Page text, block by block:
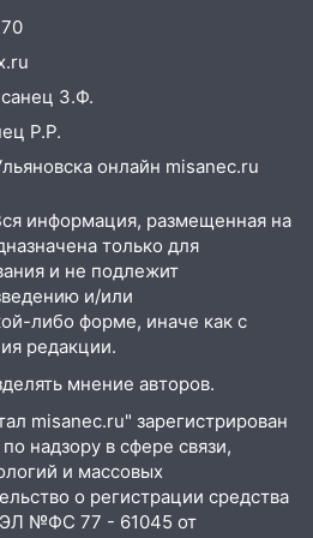
будут судить десять
две области
дебоширам,
в трамвае
полиция получила
автомобилей
какой будет
днем 5 августа
изнасиловали 13-
центре Ульяновска
посадили в
утопить в Волге
назвали самый
З.Ф.
Р.Р.
онлайн misanec.ru
информация, размещенная на
только для
и не подлежит
и/или
либо форме, иначе как с
редакции.
мнение авторов.
misanec.ru" зарегистрирован
надзору в сфере связи,
и массовых
о регистрации средства
№ФС 77 - 61045 от